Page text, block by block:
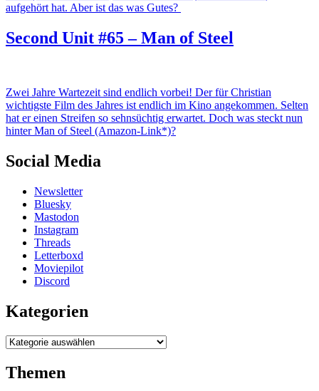
aufgehört hat. Aber ist das was Gutes?
Second Unit #65 – Man of Steel
Zwei Jahre Wartezeit sind endlich vorbei! Der für Christian
wichtigste Film des Jahres ist endlich im Kino angekommen. Selten
hat er einen Streifen so sehnsüchtig erwartet. Doch was steckt nun
hinter Man of Steel (Amazon-Link*)?
Social Media
Newsletter
Bluesky
Mastodon
Instagram
Threads
Letterboxd
Moviepilot
Discord
Kategorien
Kategorien
Themen